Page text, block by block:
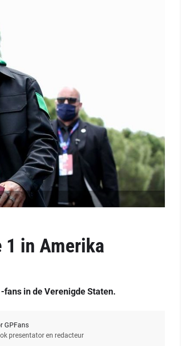
in Amerika
in de Verenigde Staten.
GPFans
presentator en redacteur